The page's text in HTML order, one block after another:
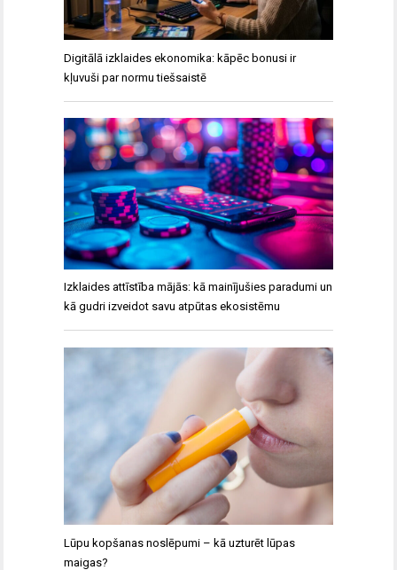
Digitālā izklaides ekonomika: kāpēc bonusi ir
kļuvuši par normu tiešsaistē
Izklaides attīstība mājās: kā mainījušies paradumi un
kā gudri izveidot savu atpūtas ekosistēmu
Lūpu kopšanas noslēpumi – kā uzturēt lūpas
maigas?